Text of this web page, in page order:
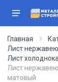
Главная
Лист
Лист
Лист
матовый